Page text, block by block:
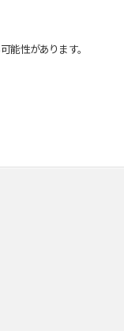
性があります。